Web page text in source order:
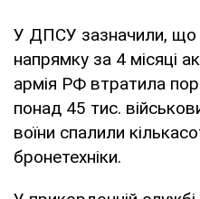
У ДПСУ зазначили, що
напрямку за 4 місяці
армія РФ втратила
понад 45 тис.
воїни спалили
бронетехніки.